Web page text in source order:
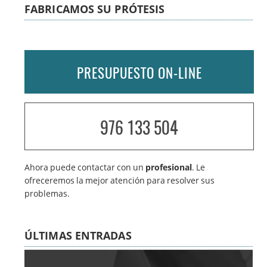
FABRICAMOS SU PRÓTESIS
PRESUPUESTO ON-LINE
976 133 504
Ahora puede contactar con un profesional. Le
ofreceremos la mejor atención para resolver sus
problemas.
ÚLTIMAS ENTRADAS